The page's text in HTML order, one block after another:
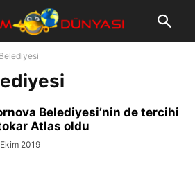
Belediyesi’nin de tercihi
Atlas oldu
2019